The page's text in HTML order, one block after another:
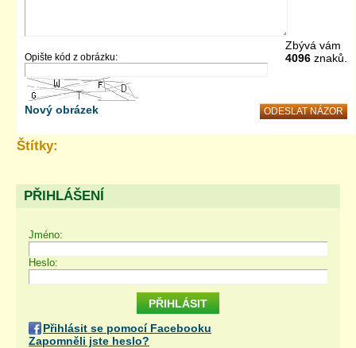
Zbývá vám
4096 znaků.
Opište kód z obrázku:
Nový obrázek
Štítky:
PŘIHLÁŠENÍ
Jméno:
Heslo:
Přihlásit se pomocí Facebooku
Zapomněli jste heslo?